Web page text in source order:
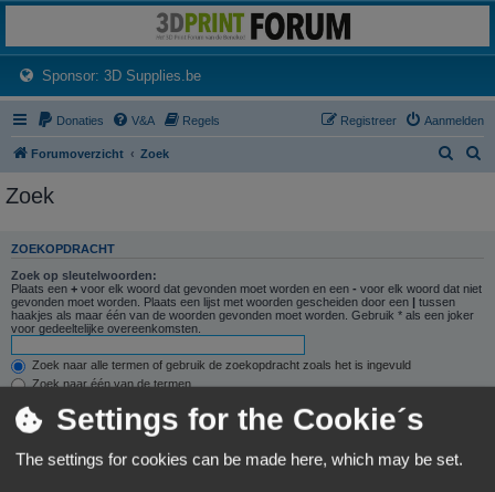
Het 3D print forum van de Benelux na de sluiting van 3dprintforum.nl
Sponsor: 3D Supplies.be(Opens a new tab)
Donaties V&A Regels Aanmelden
Registreer
Forumoverzicht Zoek
Zoek
ZOEKOPDRACHT
Zoek op sleutelwoorden:
Plaats een + voor elk woord dat gevonden moet worden en een - voor elk woord dat niet
gevonden moet worden. Plaats een lijst met woorden gescheiden door een
tussen
haakjes als maar één van de woorden gevonden moet worden. Gebruik * als een joker
voor gedeeltelijke overeenkomsten.
Zoek naar alle termen of gebruik de zoekopdracht zoals het is ingevuld
Zoek naar één van de termen
Zoek naar auteur:
Gebruik * als een joker voor gedeeltelijke overeenkomsten.
Settings for the Cookie´s
The settings for cookies can be made here, which may be set.